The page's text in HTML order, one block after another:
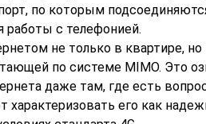
по которым
работы с телефонией.
не только в квартире, но
по системе MIMO. Это
даже там, где есть
характеризовать его как